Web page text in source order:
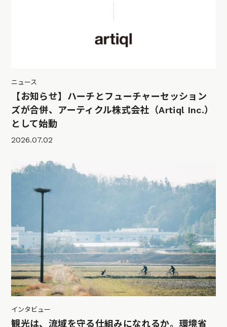
ニュース
【お知らせ】ハーチとフューチャーセッション
ズが合併、アーティクル株式会社（Artiql Inc.）
として始動
2026.07.02
インタビュー
観光は、流域を守る仕組みになれるか。環境省